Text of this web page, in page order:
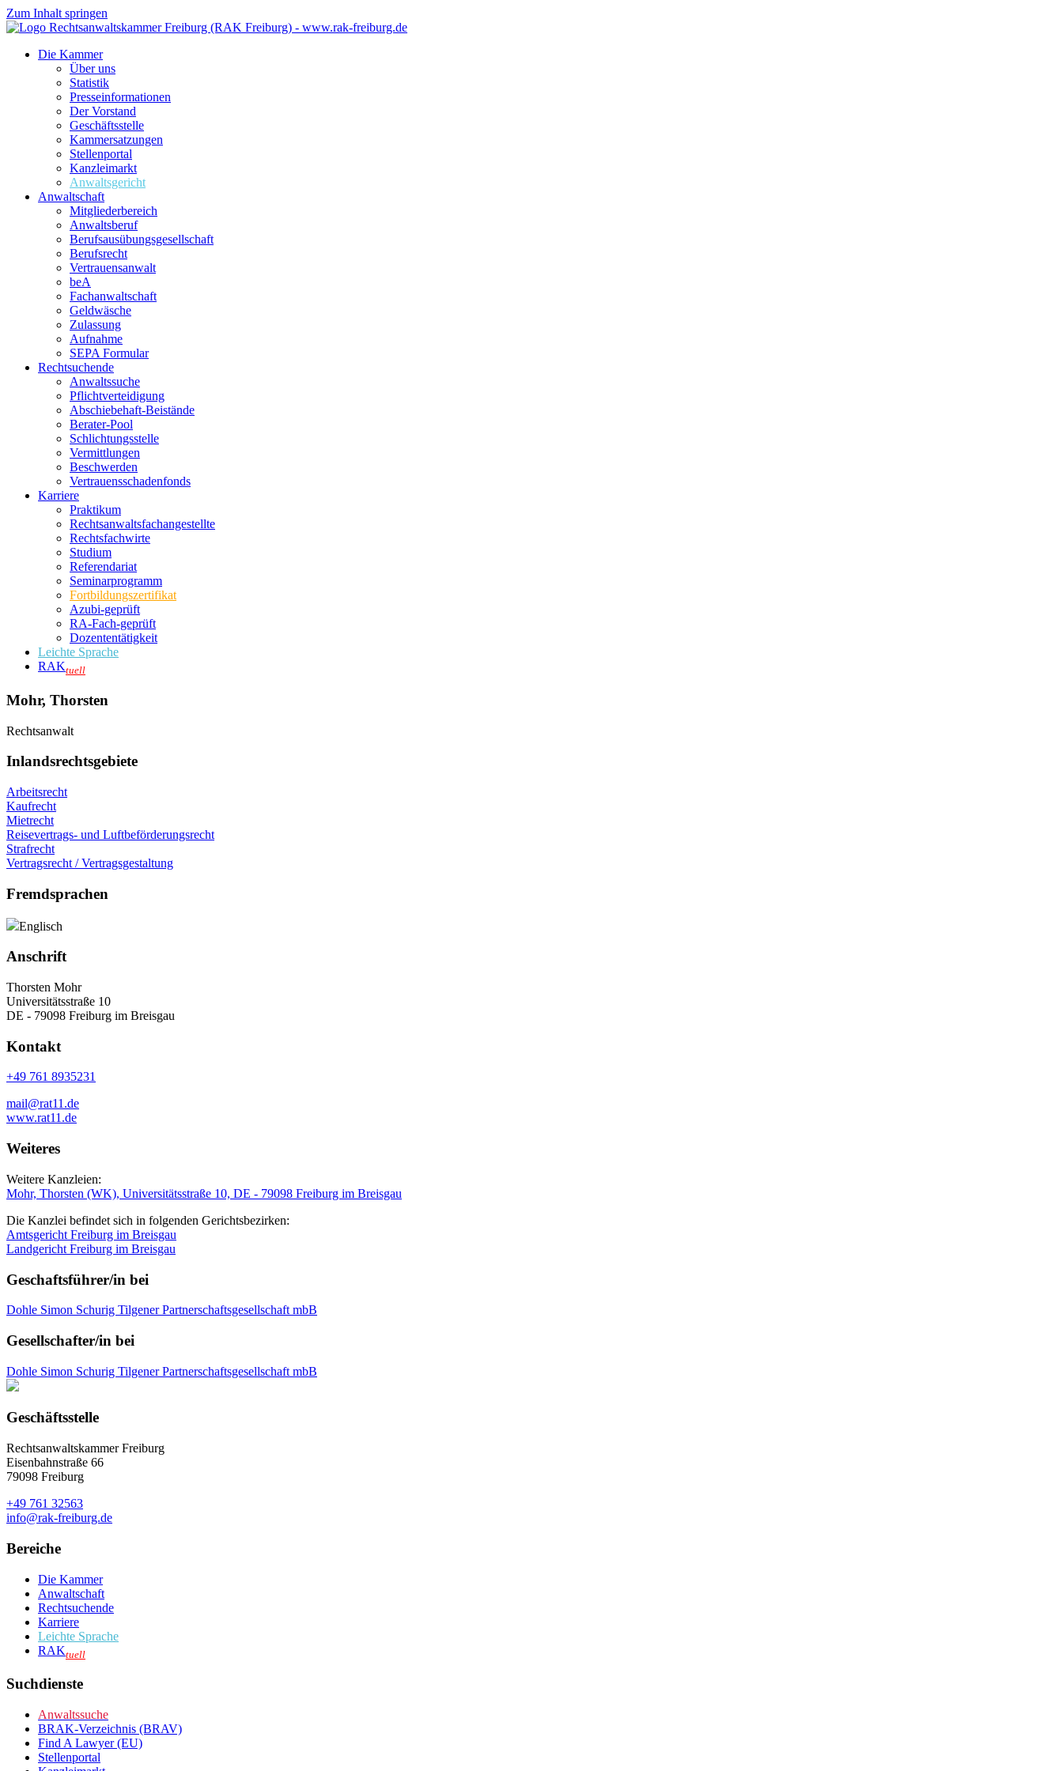
Zum Inhalt springen
Die Kammer
Über uns
Statistik
Presseinformationen
Der Vorstand
Geschäftsstelle
Kammersatzungen
Stellenportal
Kanzleimarkt
Anwaltsgericht
Anwaltschaft
Mitgliederbereich
Anwaltsberuf
Berufsausübungs­gesellschaft
Berufsrecht
Vertrauensanwalt
beA
Fachanwaltschaft
Geldwäsche
Zulassung
Aufnahme
SEPA Formular
Rechtsuchende
Anwaltssuche
Pflichtverteidigung
Abschiebehaft-Beistände
Berater-Pool
Schlichtungsstelle
Vermittlungen
Beschwerden
Vertrauensschadenfonds
Karriere
Praktikum
Rechtsanwalts­fachangestellte
Rechtsfachwirte
Studium
Referendariat
Seminarprogramm
Fortbildungszertifikat
Azubi-geprüft
RA-Fach-geprüft
Dozententätigkeit
Leichte Sprache
RAKtuell
Mohr, Thorsten
Rechtsanwalt
Inlandsrechtsgebiete
Arbeitsrecht
Kaufrecht
Mietrecht
Reisevertrags- und Luftbeförderungsrecht
Strafrecht
Vertragsrecht / Vertragsgestaltung
Fremdsprachen
Englisch
Anschrift
Thorsten Mohr
Universitätsstraße 10
DE - 79098 Freiburg im Breisgau
Kontakt
+49 761 8935231
mail@rat11.de
www.rat11.de
Weiteres
Weitere Kanzleien:
Mohr, Thorsten (WK), Universitätsstraße 10, DE - 79098 Freiburg im Breisgau
Die Kanzlei befindet sich in folgenden Gerichtsbezirken:
Amtsgericht Freiburg im Breisgau
Landgericht Freiburg im Breisgau
Geschaftsführer/in bei
Dohle Simon Schurig Tilgener Partnerschaftsgesellschaft mbB
Gesellschafter/in bei
Dohle Simon Schurig Tilgener Partnerschaftsgesellschaft mbB
Geschäftsstelle
Rechtsanwaltskammer Freiburg
Eisenbahnstraße 66
79098 Freiburg
+49 761 32563
info@rak-freiburg.de
Bereiche
Die Kammer
Anwaltschaft
Rechtsuchende
Karriere
Leichte Sprache
RAKtuell
Suchdienste
Anwaltssuche
BRAK-Verzeichnis (BRAV)
Find A Lawyer (EU)
Stellenportal